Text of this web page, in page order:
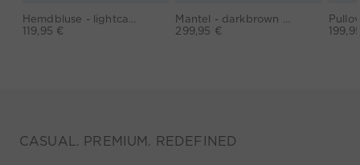
Hemdbluse - lightcamel lilac
119,95 €
Mantel - darkbrown grey
299,95 €
CASUAL. PREMIUM. REDEFINED